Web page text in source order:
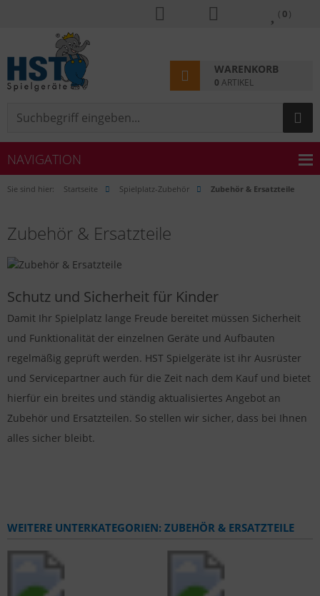
( 0)
WARENKORB
0 ARTIKEL
NAVIGATION
Sie sind hier: Startseite Spielplatz-Zubehör Zubehör & Ersatzteile
Zubehör & Ersatzteile
Schutz und Sicherheit für Kinder
Damit Ihr Spielplatz lange Freude bereitet müssen Sicherheit
und Funktionalität der einzelnen Geräte und Aufbauten
regelmäßig geprüft werden. HST Spielgeräte ist ihr Ausrüster
und Servicepartner auch für die Zeit nach dem Kauf und bietet
hierfür ein breites und ständig aktualisiertes Angebot an
Zubehör und Ersatzteilen. So stellen wir sicher, dass bei Ihnen
alles sicher bleibt.
WEITERE UNTERKATEGORIEN: ZUBEHÖR & ERSATZTEILE